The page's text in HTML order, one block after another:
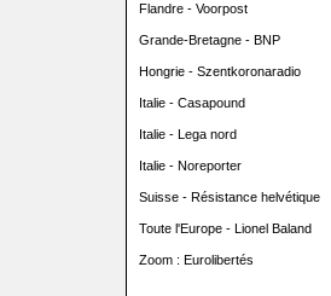
Flandre - Voorpost
Grande-Bretagne - BNP
Hongrie - Szentkoronaradio
Italie - Casapound
Italie - Lega nord
Italie - Noreporter
Suisse - Résistance helvétique
Toute l'Europe - Lionel Baland
Zoom : Eurolibertés